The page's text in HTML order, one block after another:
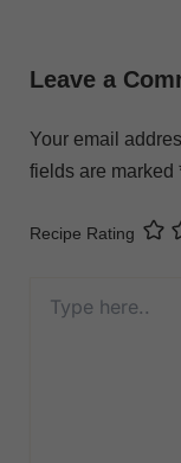
Leave a
Your email
fields are marked
Recipe Rating
here..